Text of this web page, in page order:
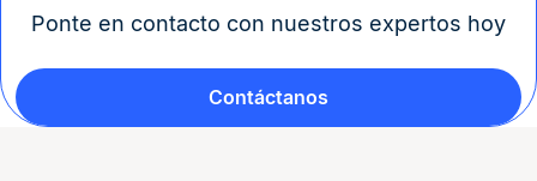
Ponte en contacto con nuestros expertos hoy
Contáctanos